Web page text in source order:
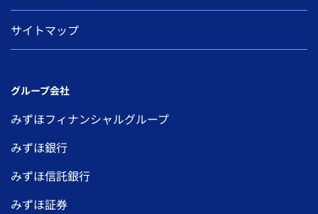
サイトマップ
グループ会社
みずほフィナンシャルグループ
みずほ銀行
みずほ信託銀行
みずほ証券